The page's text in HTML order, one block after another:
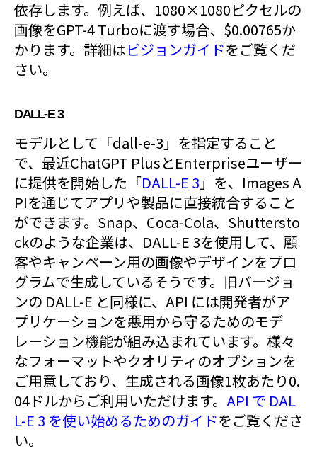
依存します。例えば、1080×1080ピクセルの
画像をGPT-4 Turboに渡す場合、$0.00765か
かります。詳細はビジョンガイドをご覧くだ
さい。
DALL-E 3
モデルとして「dall-e-3」を指定すること
で、最近ChatGPT PlusとEnterpriseユーザー
に提供を開始した「DALL-E 3 」を、Images A
PIを通じてアプリや製品に直接統合すること
ができます。Snap、Coca-Cola、Shuttersto
ckのような企業は、DALL-E 3を使用して、顧
客やキャンペーン用の画像やデザインをプロ
グラムで生成しているそうです。旧バージョ
ンの DALL-E と同様に、API には開発者がア
プリケーションを悪用から守るためのモデ
レーション機能が組み込まれています。様々
なフォーマットやクオリティのオプションを
ご用意しており、生成される画像1枚あたり0.
04ドルからご利用いただけます。 API で DAL
L-E 3 を使い始めるためのガイドをご覧くださ
い。